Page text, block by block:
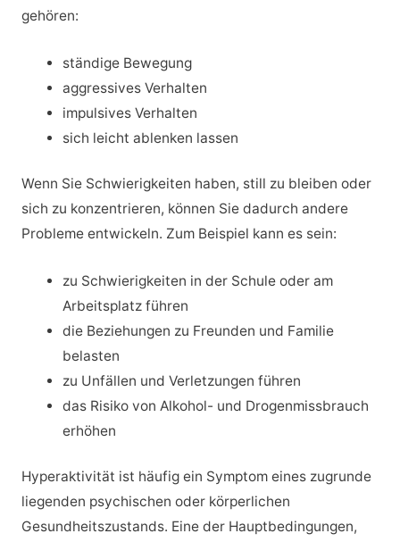
gehören:
ständige Bewegung
aggressives Verhalten
impulsives Verhalten
sich leicht ablenken lassen
Wenn Sie Schwierigkeiten haben, still zu bleiben oder
sich zu konzentrieren, können Sie dadurch andere
Probleme entwickeln. Zum Beispiel kann es sein:
zu Schwierigkeiten in der Schule oder am
Arbeitsplatz führen
die Beziehungen zu Freunden und Familie
belasten
zu Unfällen und Verletzungen führen
das Risiko von Alkohol- und Drogenmissbrauch
erhöhen
Hyperaktivität ist häufig ein Symptom eines zugrunde
liegenden psychischen oder körperlichen
Gesundheitszustands. Eine der Hauptbedingungen,